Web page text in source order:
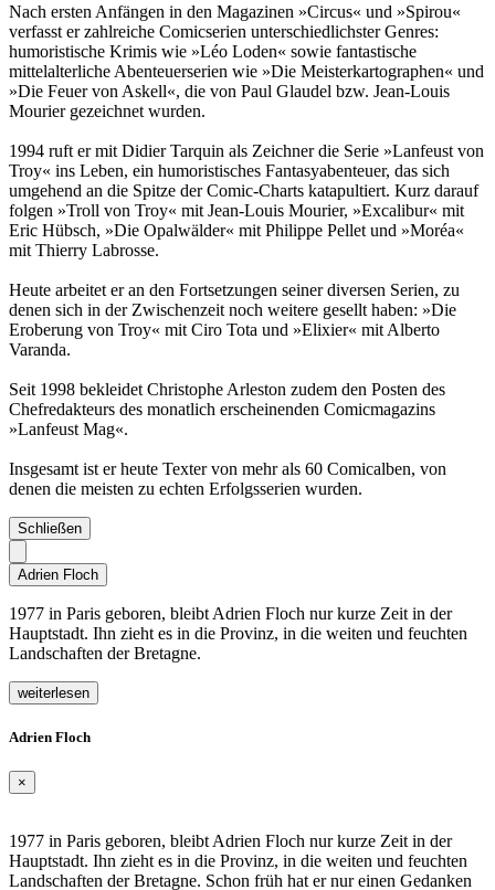
Nach ersten Anfängen in den Magazinen »Circus« und »Spirou«
verfasst er zahlreiche Comicserien unterschiedlichster Genres:
humoristische Krimis wie »Léo Loden« sowie fantastische
mittelalterliche Abenteuerserien wie »Die Meisterkartographen« und
»Die Feuer von Askell«, die von Paul Glaudel bzw. Jean-Louis
Mourier gezeichnet wurden.
1994 ruft er mit Didier Tarquin als Zeichner die Serie »Lanfeust von
Troy« ins Leben, ein humoristisches Fantasyabenteuer, das sich
umgehend an die Spitze der Comic-Charts katapultiert. Kurz darauf
folgen »Troll von Troy« mit Jean-Louis Mourier, »Excalibur« mit
Eric Hübsch, »Die Opalwälder« mit Philippe Pellet und »Moréa«
mit Thierry Labrosse.
Heute arbeitet er an den Fortsetzungen seiner diversen Serien, zu
denen sich in der Zwischenzeit noch weitere gesellt haben: »Die
Eroberung von Troy« mit Ciro Tota und »Elixier« mit Alberto
Varanda.
Seit 1998 bekleidet Christophe Arleston zudem den Posten des
Chefredakteurs des monatlich erscheinenden Comicmagazins
»Lanfeust Mag«.
Insgesamt ist er heute Texter von mehr als 60 Comicalben, von
denen die meisten zu echten Erfolgsserien wurden.
Schließen
Adrien Floch
1977 in Paris geboren, bleibt Adrien Floch nur kurze Zeit in der
Hauptstadt. Ihn zieht es in die Provinz, in die weiten und feuchten
Landschaften der Bretagne.
weiterlesen
Adrien Floch
×
1977 in Paris geboren, bleibt Adrien Floch nur kurze Zeit in der
Hauptstadt. Ihn zieht es in die Provinz, in die weiten und feuchten
Landschaften der Bretagne. Schon früh hat er nur einen Gedanken